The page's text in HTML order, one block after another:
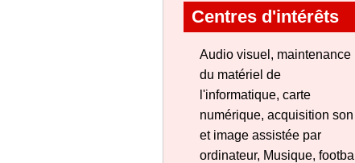
Centres d'intérêts
Audio visuel, maintenance
du matériel de
l'informatique, carte
numérique, acquisition son
et image assistée par
ordinateur, Musique, football